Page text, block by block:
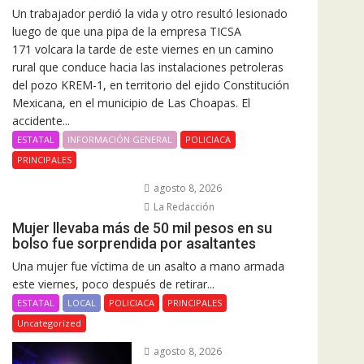
Un trabajador perdió la vida y otro resultó lesionado
luego de que una pipa de la empresa TICSA
171 volcara la tarde de este viernes en un camino
rural que conduce hacia las instalaciones petroleras
del pozo KREM-1, en territorio del ejido Constitución
Mexicana, en el municipio de Las Choapas. El
accidente...
ESTATAL INFORMACIÓN GENERAL
POLICIACA
PRINCIPALES
agosto 8, 2026
La Redacción
Mujer llevaba más de 50 mil pesos en su
bolso fue sorprendida por asaltantes
Una mujer fue víctima de un asalto a mano armada
este viernes, poco después de retirar...
ESTATAL LOCAL POLICIACA
PRINCIPALES
Uncategorized
agosto 8, 2026